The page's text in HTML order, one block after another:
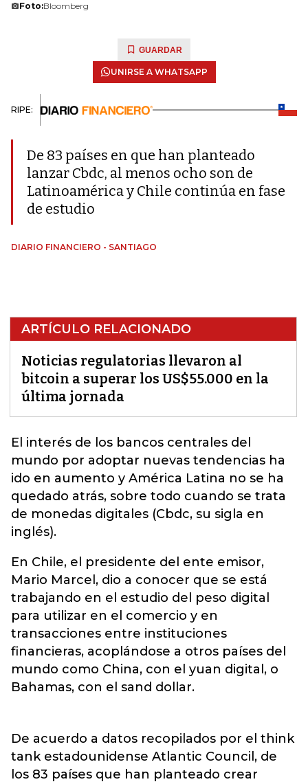
Foto:Bloomberg
GUARDAR
UNIRSE A WHATSAPP
RIPE:
De 83 países en que han planteado
lanzar Cbdc, al menos ocho son de
Latinoamérica y Chile continúa en fase
de estudio
DIARIO FINANCIERO - SANTIAGO
ARTÍCULO RELACIONADO
Noticias regulatorias llevaron al
bitcoin a superar los US$55.000 en la
última jornada
El interés de los bancos centrales del
mundo por adoptar nuevas tendencias ha
ido en aumento y América Latina no se ha
quedado atrás, sobre todo cuando se trata
de monedas digitales (Cbdc, su sigla en
inglés).
En Chile, el presidente del ente emisor,
Mario Marcel, dio a conocer que se está
trabajando en el estudio del peso digital
para utilizar en el comercio y en
transacciones entre instituciones
financieras, acoplándose a otros países del
mundo como China, con el yuan digital, o
Bahamas, con el sand dollar.
De acuerdo a datos recopilados por el think
tank estadounidense Atlantic Council, de
los 83 países que han planteado crear